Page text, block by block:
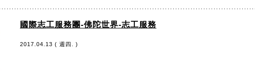
國際志工服務團-佛陀世界-志工服務
2017.04.13 ( 週四. )